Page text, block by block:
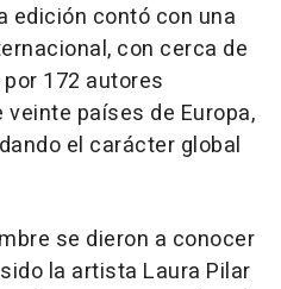
edición contó con una
con cerca de
172 autores
países de Europa,
el carácter global
se dieron a conocer
la artista Laura Pilar